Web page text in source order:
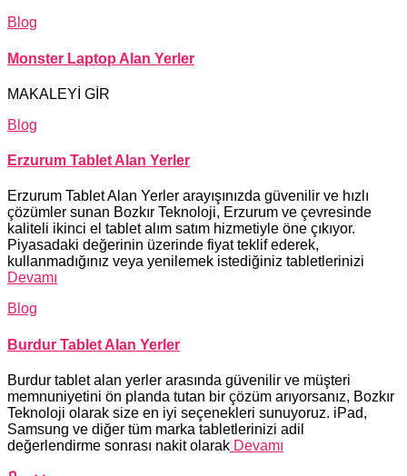
Blog
Monster Laptop Alan Yerler
MAKALEYİ GİR
Blog
Erzurum Tablet Alan Yerler
Erzurum Tablet Alan Yerler arayışınızda güvenilir ve hızlı
çözümler sunan Bozkır Teknoloji, Erzurum ve çevresinde
kaliteli ikinci el tablet alım satım hizmetiyle öne çıkıyor.
Piyasadaki değerinin üzerinde fiyat teklif ederek,
kullanmadığınız veya yenilemek istediğiniz tabletlerinizi
Devamı
Blog
Burdur Tablet Alan Yerler
Burdur tablet alan yerler arasında güvenilir ve müşteri
memnuniyetini ön planda tutan bir çözüm arıyorsanız, Bozkır
Teknoloji olarak size en iyi seçenekleri sunuyoruz. iPad,
Samsung ve diğer tüm marka tabletlerinizi adil
değerlendirme sonrası nakit olarak Devamı